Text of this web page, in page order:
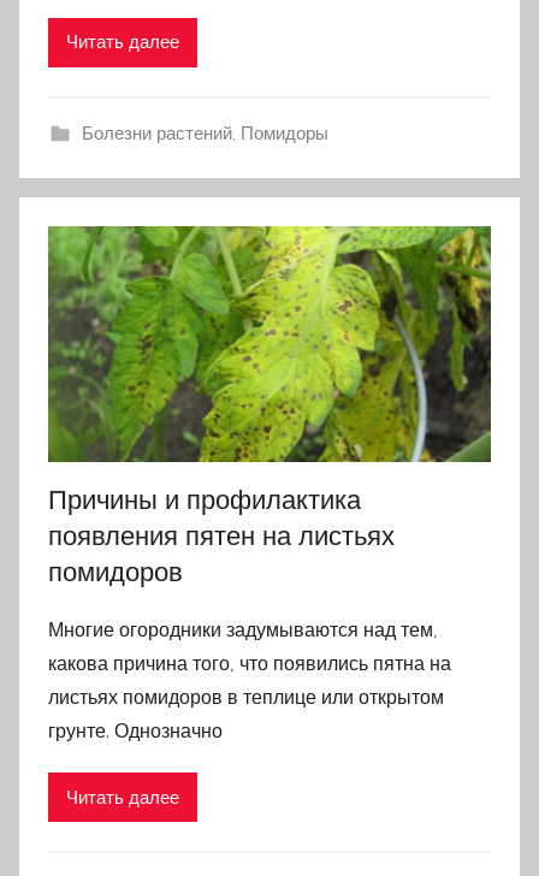
Читать далее
Болезни растений, Помидоры
Причины и профилактика
появления пятен на листьях
помидоров
Многие огородники задумываются над тем,
какова причина того, что появились пятна на
листьях помидоров в теплице или открытом
грунте. Однозначно
Читать далее